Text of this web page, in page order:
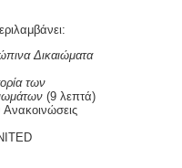
Δικαιώματα
των
(9 λεπτά)